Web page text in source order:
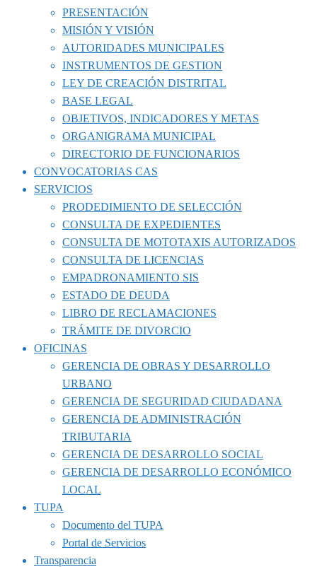
PRESENTACIÓN
MISIÓN Y VISIÓN
AUTORIDADES MUNICIPALES
INSTRUMENTOS DE GESTION
LEY DE CREACIÓN DISTRITAL
BASE LEGAL
OBJETIVOS, INDICADORES Y METAS
ORGANIGRAMA MUNICIPAL
DIRECTORIO DE FUNCIONARIOS
CONVOCATORIAS CAS
SERVICIOS
PRODEDIMIENTO DE SELECCIÓN
CONSULTA DE EXPEDIENTES
CONSULTA DE MOTOTAXIS AUTORIZADOS
CONSULTA DE LICENCIAS
EMPADRONAMIENTO SIS
ESTADO DE DEUDA
LIBRO DE RECLAMACIONES
TRÁMITE DE DIVORCIO
OFICINAS
GERENCIA DE OBRAS Y DESARROLLO
URBANO
GERENCIA DE SEGURIDAD CIUDADANA
GERENCIA DE ADMINISTRACIÓN
TRIBUTARIA
GERENCIA DE DESARROLLO SOCIAL
GERENCIA DE DESARROLLO ECONÓMICO
LOCAL
TUPA
Documento del TUPA
Portal de Servicios
Transparencia